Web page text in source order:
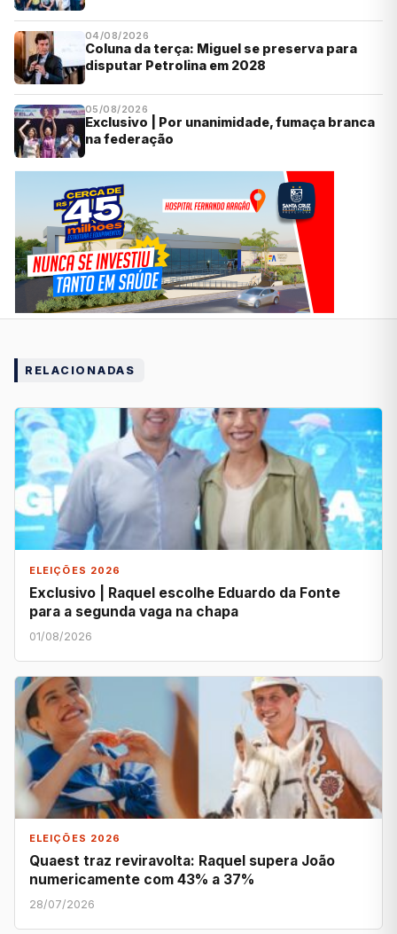
04/08/2026
Coluna da terça: Miguel se preserva para
disputar Petrolina em 2028
05/08/2026
Exclusivo | Por unanimidade, fumaça branca
na federação
RELACIONADAS
ELEIÇÕES 2026
Exclusivo | Raquel escolhe Eduardo da Fonte
para a segunda vaga na chapa
01/08/2026
ELEIÇÕES 2026
Quaest traz reviravolta: Raquel supera João
numericamente com 43% a 37%
28/07/2026